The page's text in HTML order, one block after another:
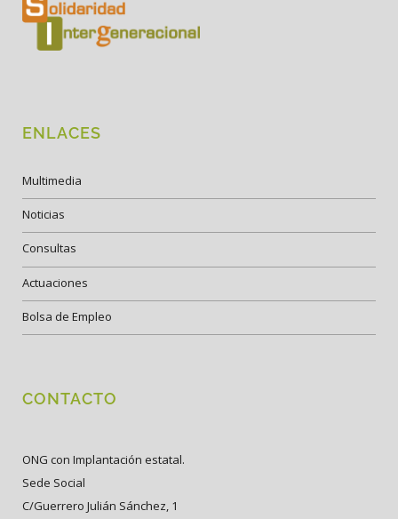
ENLACES
Multimedia
Noticias
Consultas
Actuaciones
Bolsa de Empleo
CONTACTO
ONG con Implantación estatal.
Sede Social
C/Guerrero Julián Sánchez, 1